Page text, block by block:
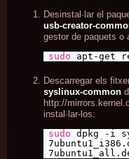
Desinstal·lar el
usb-creator-
gestor de paquets o
sudo
apt-get
Descarregar els
syslinux-common
http://
instal·lar-los:
sudo dpkg -i